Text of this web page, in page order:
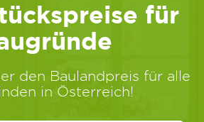
für
den Baulandpreis für alle
in Österreich!